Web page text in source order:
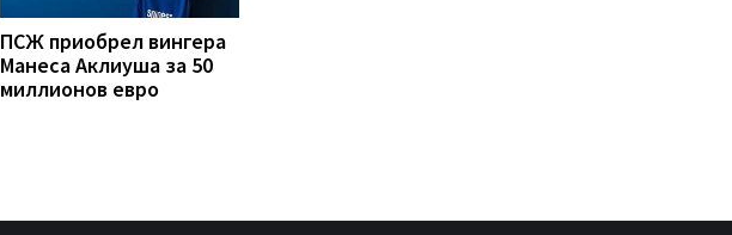
ПСЖ приобрел вингера
Манеса Аклиуша за 50
миллионов евро